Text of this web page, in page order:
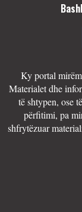
Ky portal
Materialet dhe
të shtypen, ose
përfitimi, pa
shfrytëzuar